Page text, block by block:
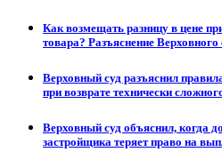
Как возмещать разницу в цене
товара? Разъяснение Верховного
Верховный суд разъяснил
при возврате технически
Верховный суд объяснил, когда
застройщика теряет право на